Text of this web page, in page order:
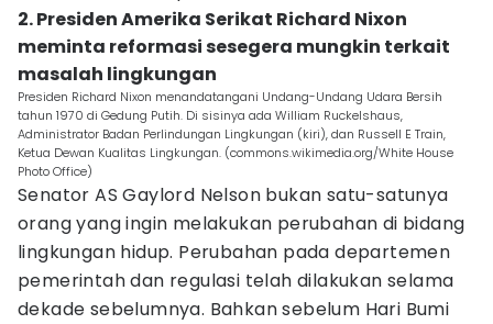
2. Presiden Amerika Serikat Richard Nixon
meminta reformasi sesegera mungkin terkait
masalah lingkungan
Presiden Richard Nixon menandatangani Undang-Undang Udara Bersih
tahun 1970 di Gedung Putih. Di sisinya ada William Ruckelshaus,
Administrator Badan Perlindungan Lingkungan (kiri), dan Russell E Train,
Ketua Dewan Kualitas Lingkungan. (commons.wikimedia.org/White House
Photo Office)
Senator AS Gaylord Nelson bukan satu-satunya
orang yang ingin melakukan perubahan di bidang
lingkungan hidup. Perubahan pada departemen
pemerintah dan regulasi telah dilakukan selama
dekade sebelumnya. Bahkan sebelum Hari Bumi